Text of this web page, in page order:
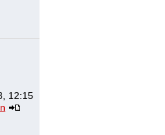
12:15